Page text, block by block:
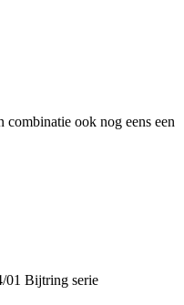
ook nog eens een
01 Bijtring serie